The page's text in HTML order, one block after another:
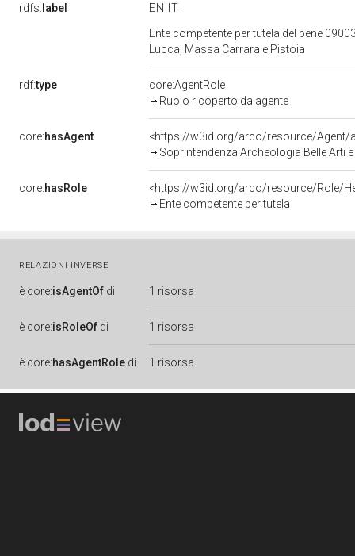
rdfs: label EN
IT
Ente competente per tutela del bene
Lucca, Massa Carrara e Pistoia
rdf:type
core:AgentRole
Ruolo ricoperto da agente
core:hasAgent
<https://w3id.org/arco/resource/Agent/
Soprintendenza Archeologia Belle Arti
core:hasRole
<https://w3id.org/arco/resource/Role/
Ente competente per tutela
RELAZIONI INVERSE
è core:isAgentOf di 1 risorsa
è core:isRoleOf di 1 risorsa
è core:hasAgentRole di 1 risorsa